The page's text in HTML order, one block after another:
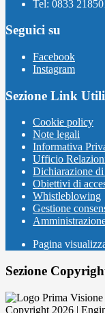
Tel: 0833
Seguici su
Facebook
Instagram
Sezione Link Utili
Cookie policy
Note legali
Informativa
Ufficio
Dichiarazione
Obiettivi di
Whistleblowing
Gestione
Pagina
Sezione
Copyright 2026 |